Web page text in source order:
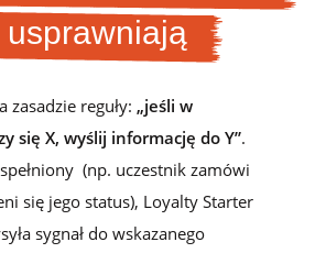
usprawniają
zasadzie reguły: „jeśli w
się X, wyślij informację do Y”.
(np. uczestnik zamówi
się jego status), Loyalty Starter
sygnał do wskazanego